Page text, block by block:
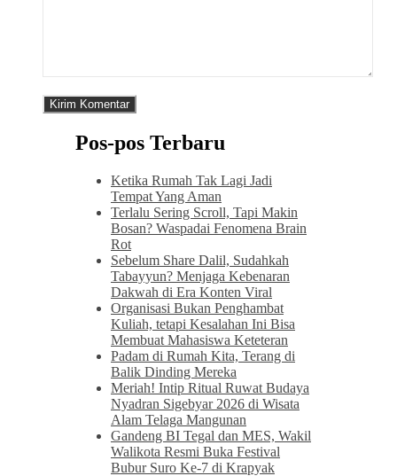
Pos-pos Terbaru
Ketika Rumah Tak Lagi Jadi
Tempat Yang Aman
Terlalu Sering Scroll, Tapi Makin
Bosan? Waspadai Fenomena Brain
Rot
Sebelum Share Dalil, Sudahkah
Tabayyun? Menjaga Kebenaran
Dakwah di Era Konten Viral
Organisasi Bukan Penghambat
Kuliah, tetapi Kesalahan Ini Bisa
Membuat Mahasiswa Keteteran
Padam di Rumah Kita, Terang di
Balik Dinding Mereka
Meriah! Intip Ritual Ruwat Budaya
Nyadran Sigebyar 2026 di Wisata
Alam Telaga Mangunan
Gandeng BI Tegal dan MES, Wakil
Walikota Resmi Buka Festival
Bubur Suro Ke-7 di Krapyak